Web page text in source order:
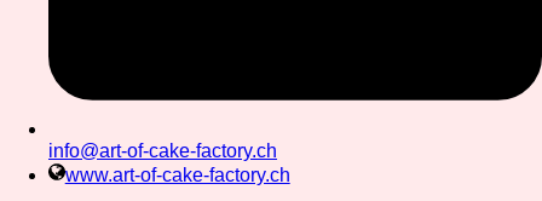
info@art-of-cake-factory.ch
www.art-of-cake-factory.ch